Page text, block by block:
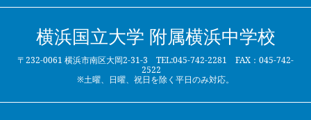
横浜国立大学 附属横浜中学校
〒232-0061 横浜市南区大岡2-31-3 TEL:045-742-2281 FAX：045-742-
2522
※土曜、日曜、祝日を除く平日のみ対応。